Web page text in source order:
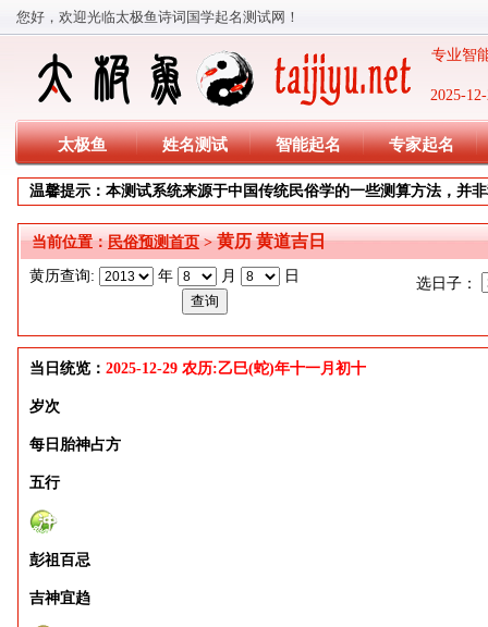
您好，欢迎光临太极鱼诗词国学起名测试网！
2025-
专业智
太极鱼 姓名测试 智能起名 专家起名
温馨提示：本测试系统来源于中国传统民俗学的一些测算方法，并
当前位置：民俗预测首页>黄历 黄道吉日
黄历查询: 年 月 日 选日子：
当日统览： 2025-12-29 农历:乙巳(蛇)年十一月初十
岁次
每日胎神占方
五行
彭祖百忌
吉神宜趋